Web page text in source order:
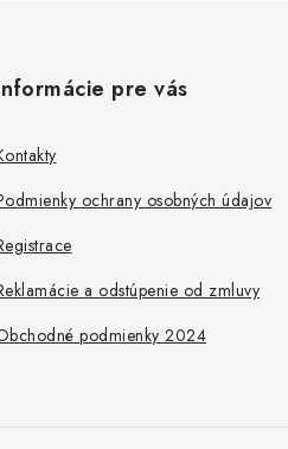
pre vás
ochrany osobných údajov
a odstúpenie od zmluvy
podmienky 2024